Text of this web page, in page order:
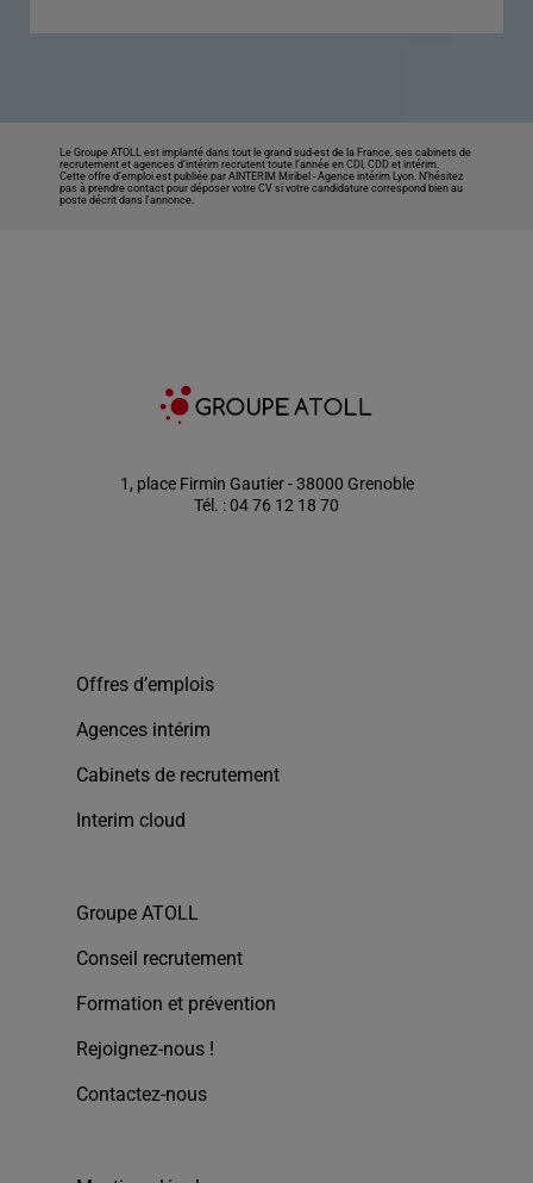
Le Groupe ATOLL est implanté dans tout le grand sud-est de la France, ses cabinets de
recrutement et agences d’intérim recrutent toute l’année en CDI, CDD et intérim.
Cette offre d’emploi est publiée par AINTERIM Miribel -Agence intérim Lyon. N’hésitez
pas à prendre contact pour déposer votre CV si votre candidature correspond bien au
poste décrit dans l'annonce.
1, place Firmin Gautier - 38000 Grenoble
Tél. : 04 76 12 18 70
Offres d’emplois
Agences intérim
Cabinets de recrutement
Interim cloud
Groupe ATOLL
Conseil recrutement
Formation et prévention
Rejoignez-nous !
Contactez-nous